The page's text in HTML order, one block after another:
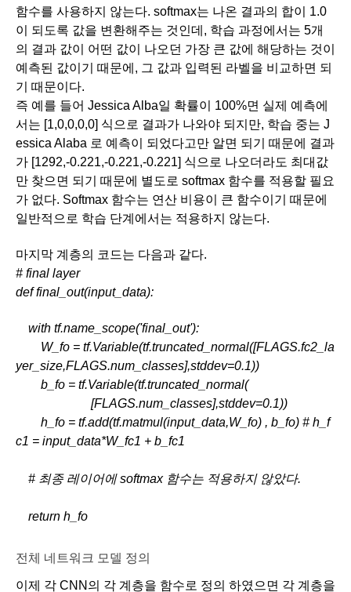
함수를 사용하지 않는다. softmax는 나온 결과의 합이 1.0
이 되도록 값을 변환해주는 것인데, 학습 과정에서는 5개
의 결과 값이 어떤 값이 나오던 가장 큰 값에 해당하는 것이
예측된 값이기 때문에, 그 값과 입력된 라벨을 비교하면 되
기 때문이다.
즉 예를 들어 Jessica Alba일 확률이 100%면 실제 예측에
서는 [1,0,0,0,0] 식으로 결과가 나와야 되지만, 학습 중는 J
essica Alaba 로 예측이 되었다고만 알면 되기 때문에 결과
가 [1292,-0.221,-0.221,-0.221] 식으로 나오더라도 최대값
만 찾으면 되기 때문에 별도로 softmax 함수를 적용할 필요
가 없다. Softmax 함수는 연산 비용이 큰 함수이기 때문에
일반적으로 학습 단계에서는 적용하지 않는다.
마지막 계층의 코드는 다음과 같다.
# final layer
def final_out(input_data):
with tf.name_scope('final_out'):
yer_size,FLAGS.num_classes],stddev=0.1))
b_fo = tf.Variable(tf.truncated_normal(
[FLAGS.num_classes],stddev=0.1))
c1 = input_data*W_fc1 + b_fc1
# 최종 레이어에 softmax 함수는 적용하지 않았다.
return h_fo
전체 네트워크 모델 정의
이제 각 CNN의 각 계층을 함수로 정의 하였으면 각 계층을